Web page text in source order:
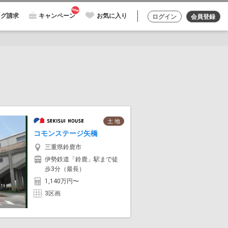
請求 キャンペーン お気に入り ログイン 会員登録
土 地
コモンステージ矢橋
三重県鈴鹿市
伊勢鉄道「鈴鹿」駅まで徒
歩3分（最長）
1,140万円〜
3区画